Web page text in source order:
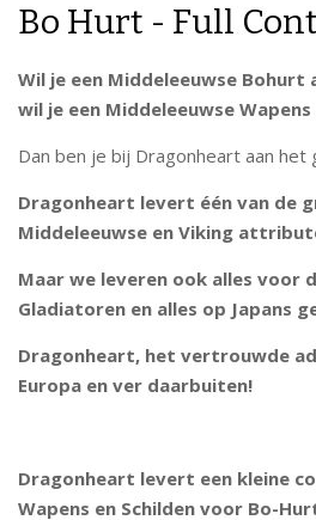
Bo Hurt - Full
Wil je een Middeleeuwse
wil je een Middeleeuwse Wapens
Dan ben je bij Dragonheart aan het
Dragonheart levert één van de
Middeleeuwse en Viking
Maar we leveren ook alles voor
Gladiatoren en alles op Japans
Dragonheart, het vertrouwde
Europa en ver daarbuiten!
Dragonheart levert een kleine
Wapens en Schilden voor Bo-